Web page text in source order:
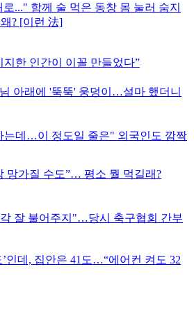
..." 함께 술 먹은 동창 몸 눌러 숨지
? [이런 法]
지한 인간이 이꼴 만들었다”
아래에 '뚝뚝' 웅덩이…설마 했더니
는데…이 정도일 줄은" 외국인도 깜짝
망가질 수도”… 평소 뭘 먹길래?
잘 불어주지"…당시 축구협회 간부
’인데, 집안은 41도…“에어컨 켜도 32